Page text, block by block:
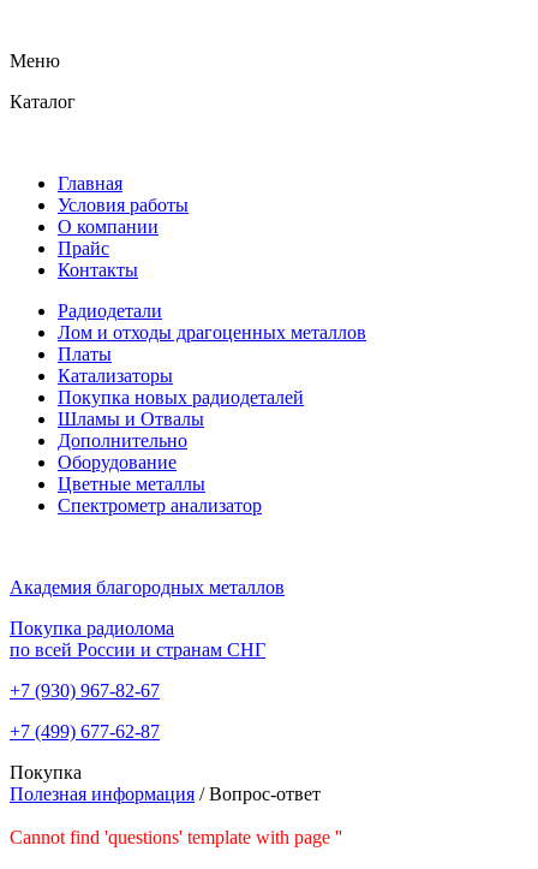
Меню
Каталог
Главная
Условия работы
О компании
Прайс
Контакты
Радиодетали
Лом и отходы драгоценных металлов
Платы
Катализаторы
Покупка новых радиодеталей
Шламы и Отвалы
Дополнительно
Оборудование
Цветные металлы
Спектрометр анализатор
Академия благородных металлов
Покупка радиолома
по всей России и странам СНГ
+7 (930) 967-82-67
+7 (499) 677-62-87
Покупка
Полезная информация / Вопрос-ответ
Cannot find 'questions' template with page ''